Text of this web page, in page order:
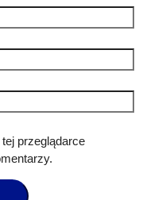
przeglądarce